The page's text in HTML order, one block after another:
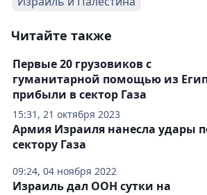
Читайте также
15:31, 21 октября 2023
Первые 20 грузовиков с
гуманитарной помощью из
прибыли в сектор Газа
09:24, 04 ноября 2022
Армия Израиля нанесла удары
сектору Газа
Израиль дал ООН сутки на